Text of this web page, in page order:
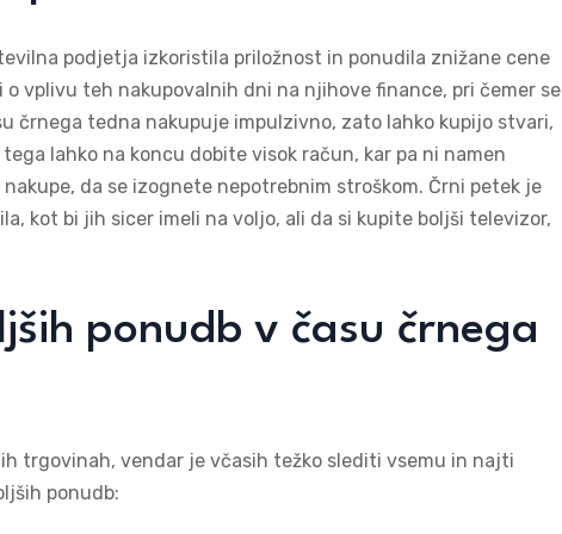
podjetja izkoristila priložnost in ponudila znižane cene
vplivu teh nakupovalnih dni na njihove finance, pri čemer se
črnega tedna nakupuje impulzivno, zato lahko kupijo stvari,
lahko na koncu dobite visok račun, kar pa ni namen
da se izognete nepotrebnim stroškom. Črni petek je
kot bi jih sicer imeli na voljo, ali da si kupite boljši televizor,
ponudb v času črnega
trgovinah, vendar je včasih težko slediti vsemu in najti
ponudb: